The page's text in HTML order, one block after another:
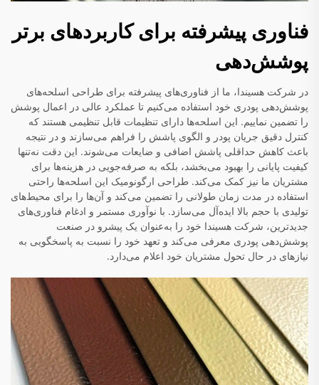
فناوری پیشرفته برای کاربردهای برتر
پوشش‌دهی
در شرکت هسیندا، ما از فناوری‌های پیشرفته برای طراحی اسلحه‌های
پوشش‌دهی پودری خود استفاده می‌کنیم تا عملکرد عالی در اعمال پوشش
را تضمین نماییم. این اسلحه‌ها دارای تنظیمات قابل تنظیمی هستند که
کنترل دقیق جریان پودر و الگوی پاشش را فراهم می‌سازند و در نتیجه
باعث کاهش حداقلی پاشش اضافی و ضایعات می‌شوند. این دقت نه‌تنها
کیفیت پایانی را بهبود می‌بخشد، بلکه به صرفه‌جویی در هزینه‌ها برای
مشتریان ما نیز کمک می‌کند. طراحی ارگونومیک این اسلحه‌ها راحتی
استفاده در مدت زمان طولانی را تضمین می‌کند و آن‌ها را برای محیط‌های
تولیدی با حجم بالا ایده‌آل می‌سازد. با نوآوری مستمر و ادغام فناوری‌های
جدیدترین، شرکت هسیندا خود را به‌عنوان یک پیشرو در صنعت
پوشش‌دهی پودری معرفی می‌کند و تعهد خود را نسبت به پاسخگویی به
نیازهای در حال تحول مشتریان خود اعلام می‌دارد.